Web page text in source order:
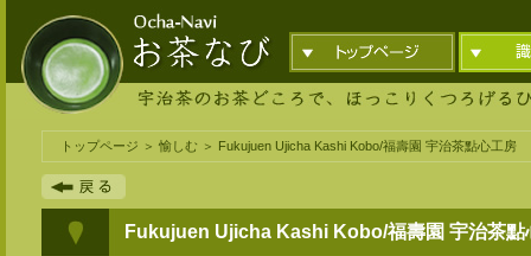
トップページ ＞ 愉しむ ＞ Fukujuen Ujicha Kashi Kobo/福壽園 宇治茶點心工房
Fukujuen Ujicha Kashi Kobo/福壽園 宇治茶點